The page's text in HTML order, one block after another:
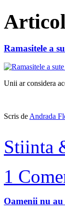
Ramasitele a
Unii ar considera
Scris deAndrada
Stiinta
1
Oamenii nu